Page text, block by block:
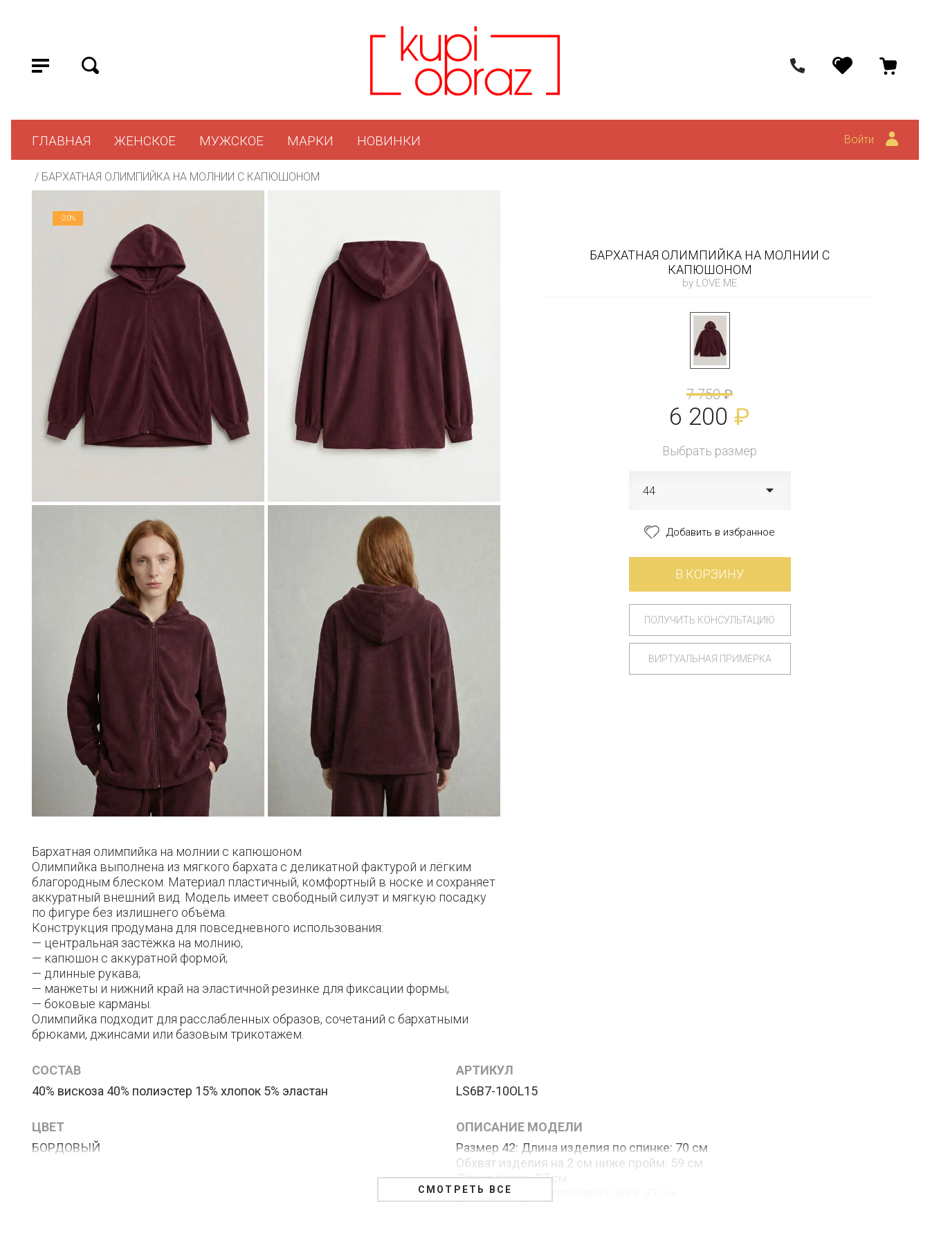
ГЛАВНАЯ ЖЕНСКОЕ МУЖСКОЕ МАРКИ НОВИНКИ Войти
/ БАРХАТНАЯ ОЛИМПИЙКА НА МОЛНИИ С КАПЮШОНОМ
-20%
БАРХАТНАЯ ОЛИМПИЙКА НА МОЛНИИ С
КАПЮШОНОМ
by LOVE ME
7 750 ₽
6 200 ₽
Выбрать размер
44
Добавить в избранное
В КОРЗИНУ
ПОЛУЧИТЬ КОНСУЛЬТАЦИЮ
ВИРТУАЛЬНАЯ ПРИМЕРКА
Бархатная олимпийка на молнии с капюшоном
Олимпийка выполнена из мягкого бархата с деликатной фактурой и лёгким
благородным блеском. Материал пластичный, комфортный в носке и сохраняет
аккуратный внешний вид. Модель имеет свободный силуэт и мягкую посадку
по фигуре без излишнего объёма.
Конструкция продумана для повседневного использования:
— центральная застёжка на молнию;
— капюшон с аккуратной формой;
— длинные рукава;
— манжеты и нижний край на эластичной резинке для фиксации формы;
— боковые карманы.
Олимпийка подходит для расслабленных образов, сочетаний с бархатными
брюками, джинсами или базовым трикотажем.
АРТИКУЛ
LS6B7-10OL15
ЦВЕТ
БОРДОВЫЙ
ОПИСАНИЕ МОДЕЛИ
Размер 42: Длина изделия по спинке: 70 см
Обхват изделия на 2 см ниже пройм: 59 см
Длина плеча: 27 см
Длина рукава от плечевого шва: 42 см
СОСТАВ
40% вискоза 40% полиэстер 15% хлопок 5% эластан
СМОТРЕТЬ ВСЕ